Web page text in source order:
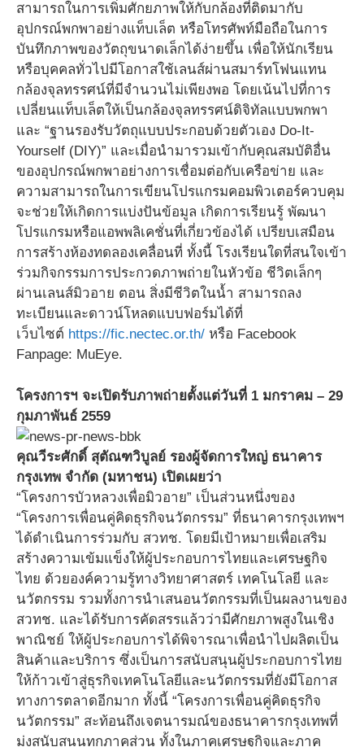
สามารถในการเพิ่มศักยภาพให้กับกล้องที่ติดมากับ
อุปกรณ์พกพาอย่างแท็บเล็ต หรือโทรศัพท์มือถือในการ
บันทึกภาพของวัตถุขนาดเล็กได้ง่ายขึ้น เพื่อให้นักเรียน
หรือบุคคลทั่วไปมีโอกาสใช้เลนส์ผ่านสมาร์ทโฟนแทน
กล้องจุลทรรศน์ที่มีจำนวนไม่เพียงพอ โดยเน้นไปที่การ
เปลี่ยนแท็บเล็ตให้เป็นกล้องจุลทรรศน์ดิจิทัลแบบพกพา
และ “ฐานรองรับวัตถุแบบประกอบด้วยตัวเอง Do-It-
Yourself (DIY)” และเมื่อนำมารวมเข้ากับคุณสมบัติอื่น
ของอุปกรณ์พกพาอย่างการเชื่อมต่อกับเครือข่าย และ
ความสามารถในการเขียนโปรแกรมคอมพิวเตอร์ควบคุม
จะช่วยให้เกิดการแบ่งปันข้อมูล เกิดการเรียนรู้ พัฒนา
โปรแกรมหรือแอพพลิเคชั่นที่เกี่ยวข้องได้ เปรียบเสมือน
การสร้างห้องทดลองเคลื่อนที่ ทั้งนี้ โรงเรียนใดที่สนใจเข้า
ร่วมกิจกรรมการประกวดภาพถ่ายในหัวข้อ ชีวิตเล็กๆ
ผ่านเลนส์มิวอาย ตอน สิ่งมีชีวิตในน้ำ สามารถลง
ทะเบียนและดาวน์โหลดแบบฟอร์มได้ที่
เว็บไซต์ https://fic.nectec.or.th/ หรือ Facebook
Fanpage: MuEye.
โครงการฯ จะเปิดรับภาพถ่ายตั้งแต่วันที่ 1 มกราคม – 29
กุมภาพันธ์ 2559
คุณวีระศักดิ์ สุตัณฑวิบูลย์ รองผู้จัดการใหญ่ ธนาคาร
กรุงเทพ จำกัด (มหาชน) เปิดเผยว่า
“โครงการบัวหลวงเพื่อมิวอาย” เป็นส่วนหนึ่งของ
“โครงการเพื่อนคู่คิดธุรกิจนวัตกรรม” ที่ธนาคารกรุงเทพฯ
ได้ดำเนินการร่วมกับ สวทช. โดยมีเป้าหมายเพื่อเสริม
สร้างความเข้มแข็งให้ผู้ประกอบการไทยและเศรษฐกิจ
ไทย ด้วยองค์ความรู้ทางวิทยาศาสตร์ เทคโนโลยี และ
นวัตกรรม รวมทั้งการนำเสนอนวัตกรรมที่เป็นผลงานของ
สวทช. และได้รับการคัดสรรแล้วว่ามีศักยภาพสูงในเชิง
พาณิชย์ ให้ผู้ประกอบการได้พิจารณาเพื่อนำไปผลิตเป็น
สินค้าและบริการ ซึ่งเป็นการสนับสนุนผู้ประกอบการไทย
ให้ก้าวเข้าสู่ธุรกิจเทคโนโลยีและนวัตกรรมที่ยังมีโอกาส
ทางการตลาดอีกมาก ทั้งนี้ “โครงการเพื่อนคู่คิดธุรกิจ
นวัตกรรม” สะท้อนถึงเจตนารมณ์ของธนาคารกรุงเทพที่
มุ่งสนับสนุนทุกภาคส่วน ทั้งในภาคเศรษฐกิจและภาค